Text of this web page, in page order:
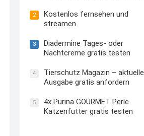
2
Kostenlos fernsehen und
streamen
3
Diadermine Tages- oder
Nachtcreme gratis testen
4
Tierschutz Magazin – aktuelle
Ausgabe gratis anfordern
5
4x Purina GOURMET Perle
Katzenfutter gratis testen